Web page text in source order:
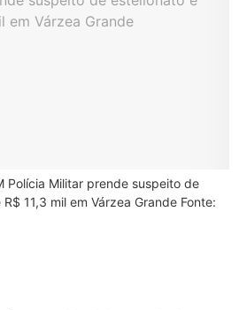
Polícia Militar prende suspeito de
11,3 mil em Várzea Grande Fonte: